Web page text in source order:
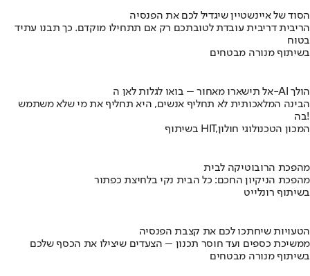
הסוד של איינשטיין שיגדיל לכם את הפנסיה
הריבית דריבית עובדת לטובתכם רק אם תתחילו מוקדם. כך תבנו עתיד
בטוח
בשיתוף מנורה מבטחים
אל תישארו מאחור – בואו לגלות לאן ה-AI הולך
הבינה המלאכותית לא תחליף אנשים, היא תחליף את מי שלא משתמש
בה!
בשיתוף HIT,המכון הטכנולוגי חולון
מהפכת הרובוטיקה לבית
מהפכת הניקיון החכם: כל הבית נקי בלחיצת כפתור
בשיתוף רונלייט
הטעויות שיחתכו לכם את קצבת הפנסיה
ממשיכת כספים ועד חוסר תכנון – הצעדים שיצילו את הכסף שלכם
בשיתוף מנורה מבטחים